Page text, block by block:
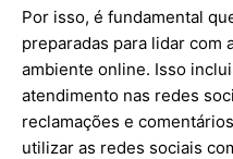
Por isso, é fundamental
preparadas para lidar com
ambiente online. Isso
atendimento nas redes
reclamações e
utilizar as redes sociais